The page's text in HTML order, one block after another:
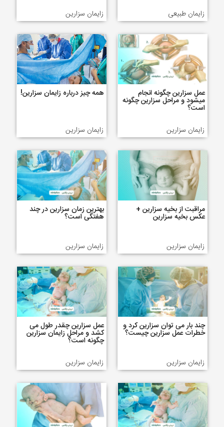
زایمان طبیعی
زایمان سزارین
عمل سزارین چگونه انجام
میشود و مراحل سزارین چگونه
است؟
زایمان سزارین
همه چیز درباره زایمان سزارین!
زایمان سزارین
مراقبت از بخیه سزارین +
عکس بخیه سزارین
زایمان سزارین
بهترین زمان سزارین در چند
هفتگی است؟
زایمان سزارین
چند بار می توان سزارین کرد و
خطرات عمل سزارین چیست؟
زایمان سزارین
عمل سزارین چقدر طول می
کشد و مراحل زایمان سزارین
چگونه است؟
زایمان سزارین